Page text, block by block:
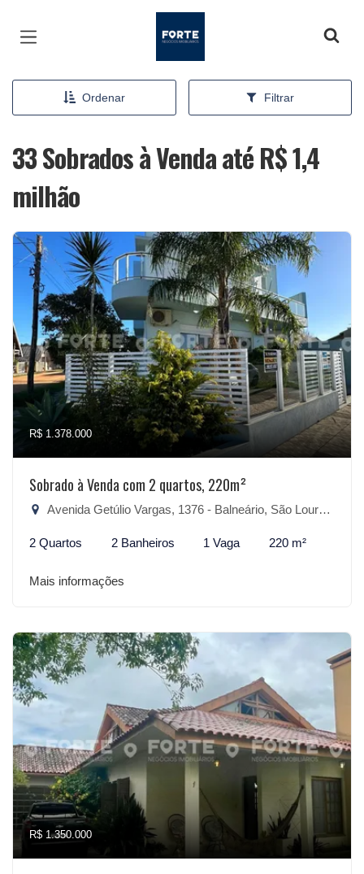
Ordenar Filtrar
33 Sobrados à Venda até R$ 1,4
milhão
R$ 1.378.000
Sobrado à Venda com 2 quartos, 220m²
Avenida Getúlio Vargas, 1376 - Balneário, São Lourenço do Sul-RS
2 Quartos 2 Banheiros 1 Vaga 220 m²
Mais informações
R$ 1.350.000